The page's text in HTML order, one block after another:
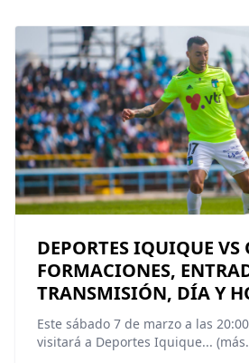
DEPORTES IQUIQUE
FORMACIONES,
TRANSMISIÓN, DÍA Y
Este sábado 7 de marzo a las
visitará a Deportes Iquique...